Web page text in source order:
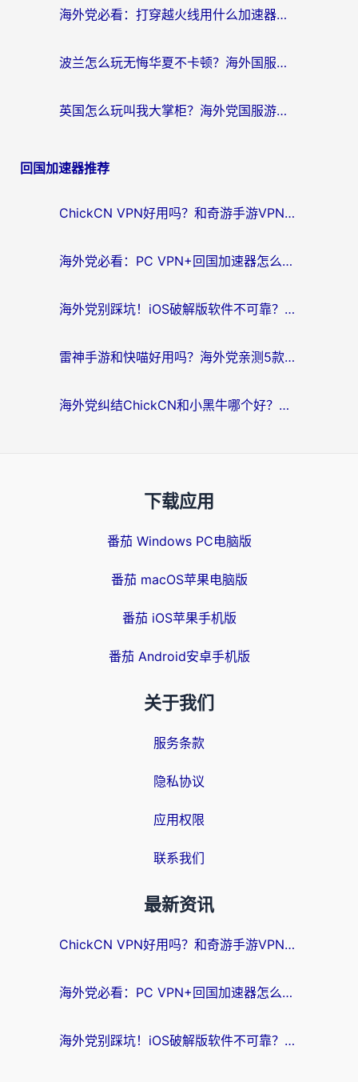
海外党必看：打穿越火线用什么加速器？解决延迟卡顿，还能玩奇妙拼图世界和第五人格
波兰怎么玩无悔华夏不卡顿？海外国服游戏加速器终极指南（附征途2萤火突击解决方案）
英国怎么玩叫我大掌柜？海外党国服游戏加速避坑指南（附实测推荐）
回国加速器推荐
ChickCN VPN好用吗？和奇游手游VPN对比哪个回国效果更好？海外党亲测实用指南
海外党必看：PC VPN+回国加速器怎么选？无缝访问国内资源全攻略
海外党别踩坑！iOS破解版软件不可靠？教你选对回国加速器无缝看国内资源
雷神手游和快喵好用吗？海外党亲测5款回国加速器，附斧牛Bling对比+微信视频号解决办法
海外党纠结ChickCN和小黑牛哪个好？一篇帮你选对回国加速器的实用指南
下载应用
番茄 Windows PC电脑版
番茄 macOS苹果电脑版
番茄 iOS苹果手机版
番茄 Android安卓手机版
关于我们
服务条款
隐私协议
应用权限
联系我们
最新资讯
ChickCN VPN好用吗？和奇游手游VPN对比哪个回国效果更好？海外党亲测实用指南
海外党必看：PC VPN+回国加速器怎么选？无缝访问国内资源全攻略
海外党别踩坑！iOS破解版软件不可靠？教你选对回国加速器无缝看国内资源